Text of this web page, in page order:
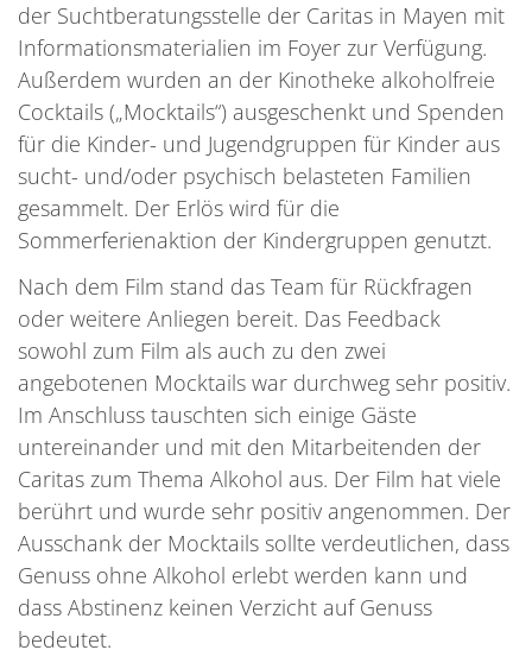
der Suchtberatungsstelle der Caritas in Mayen mit
Informationsmaterialien im Foyer zur Verfügung.
Außerdem wurden an der Kinotheke alkoholfreie
Cocktails („Mocktails“) ausgeschenkt und Spenden
für die Kinder- und Jugendgruppen für Kinder aus
sucht- und/oder psychisch belasteten Familien
gesammelt. Der Erlös wird für die
Sommerferienaktion der Kindergruppen genutzt.
Nach dem Film stand das Team für Rückfragen
oder weitere Anliegen bereit. Das Feedback
sowohl zum Film als auch zu den zwei
angebotenen Mocktails war durchweg sehr positiv.
Im Anschluss tauschten sich einige Gäste
untereinander und mit den Mitarbeitenden der
Caritas zum Thema Alkohol aus. Der Film hat viele
berührt und wurde sehr positiv angenommen. Der
Ausschank der Mocktails sollte verdeutlichen, dass
Genuss ohne Alkohol erlebt werden kann und
dass Abstinenz keinen Verzicht auf Genuss
bedeutet.